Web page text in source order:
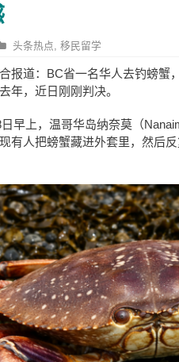
头条热点, 移民留学
报道：BC省一名华人去钓螃蟹
年，近日刚刚判决。
日早上，温哥华岛纳奈莫（
有人把螃蟹藏进外套里，然后